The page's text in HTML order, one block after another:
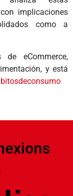
implicaciones
como a
eCommerce,
y está